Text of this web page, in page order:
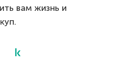
вам жизнь и